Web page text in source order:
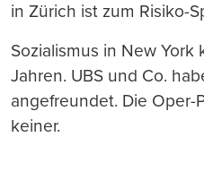
in Zürich ist zum Risiko-
Sozialismus in New
Jahren. UBS und Co.
angefreundet. Die Oper-
keiner.